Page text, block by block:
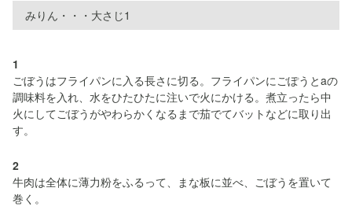
みりん・・・大さじ1
1
ごぼうはフライパンに入る長さに切る。フライパンにごぽうとaの
調味料を入れ、水をひたひたに注いで火にかける。煮立ったら中
火にしてごぼうがやわらかくなるまで茄でてバットなどに取り出
す。
2
牛肉は全体に薄力粉をふるって、まな板に並べ、ごぼうを置いて
巻く。